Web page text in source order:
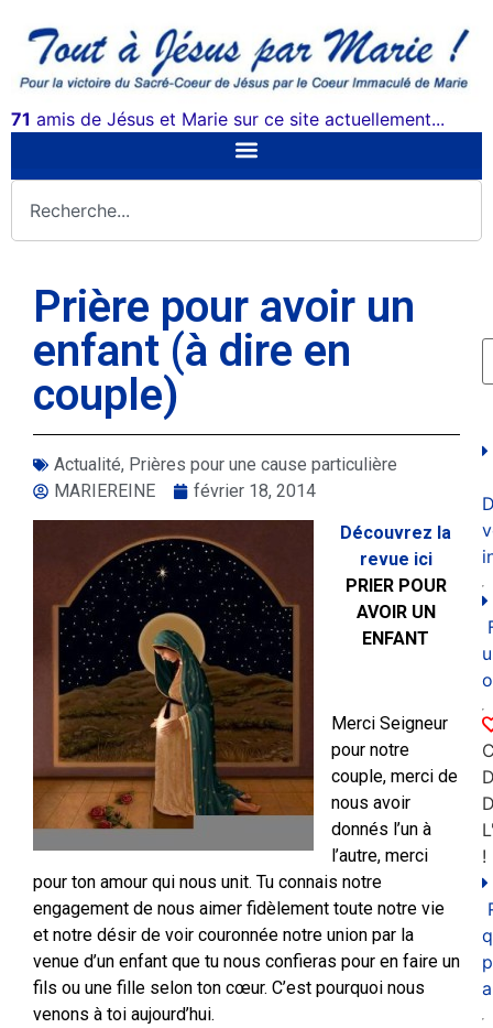
71 amis de Jésus et Marie sur ce site actuellement...
Prière pour avoir un
enfant (à dire en
couple)
Actualité, Prières pour une cause particulière
MARIEREINE
février 18, 2014
Découvrez la
revue ici
PRIER POUR
AVOIR UN
ENFANT
Merci Seigneur
pour notre
couple, merci de
nous avoir
donnés l’un à
l’autre, merci
pour ton amour qui nous unit. Tu connais notre
engagement de nous aimer fidèlement toute notre vie
et notre désir de voir couronnée notre union par la
venue d’un enfant que tu nous confieras pour en faire un
fils ou une fille selon ton cœur. C’est pourquoi nous
venons à toi aujourd’hui.
!